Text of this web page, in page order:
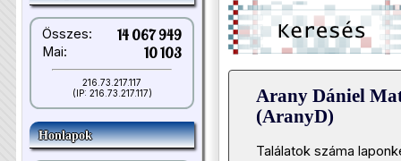
Összes: 14 067 949
Mai: 10 103
216.73.217.117
(IP: 216.73.217.117)
Honlapok
Arany Dániel
(AranyD)
Találatok száma